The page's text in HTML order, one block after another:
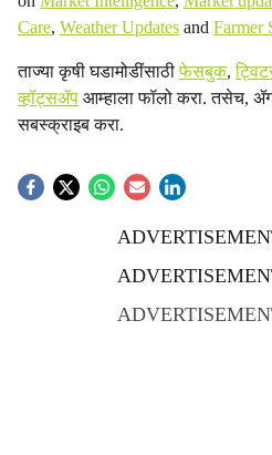
Care, Weather Updates and Farmer
ताज्या कृषी घडामोडींसाठीफेसबुक,
व्हॉट्सॲप आम्हाला फॉलो करा. तसेच,
सबस्क्राइब करा.